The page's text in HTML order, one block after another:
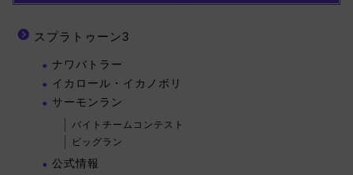
スプラトゥーン3
ナワバトラー
イカロール・イカノボリ
サーモンラン
バイトチームコンテスト
ビッグラン
公式情報